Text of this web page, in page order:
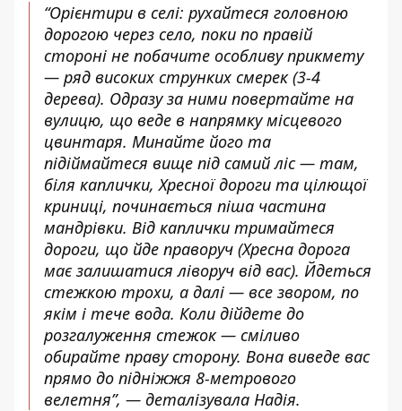
“Орієнтири в селі: рухайтеся головною
дорогою через село, поки по правій
стороні не побачите особливу прикмету
— ряд високих струнких смерек (3-4
дерева). Одразу за ними повертайте на
вулицю, що веде в напрямку місцевого
цвинтаря. Минайте його та
підіймайтеся вище під самий ліс — там,
біля каплички, Хресної дороги та цілющої
криниці, починається піша частина
мандрівки. Від каплички тримайтеся
дороги, що йде праворуч (Хресна дорога
має залишатися ліворуч від вас). Йдеться
стежкою трохи, а далі — все звором, по
якім і тече вода. Коли дійдете до
розгалуження стежок — сміливо
обирайте праву сторону. Вона виведе вас
прямо до підніжжя 8-метрового
велетня”, — деталізувала Надія.